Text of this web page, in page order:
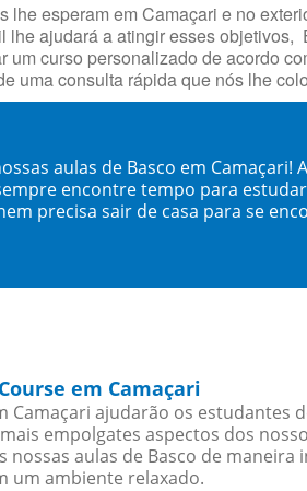
lhe esperam em Camaçari e no
lhe ajudará a atingir esses
um curso personalizado de acordo
uma consulta rápida que nós lhe
aulas de Basco em Camaçari!
encontre tempo para
precisa sair de casa para se
em Camaçari
Camaçari ajudarão os estudantes
empolgates aspectos dos
nossas aulas de Basco de
um ambiente relaxado.